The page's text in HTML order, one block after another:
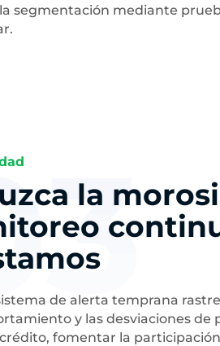
segmentación mediante
la
de alerta temprana
y las desviaciones de
fomentar la